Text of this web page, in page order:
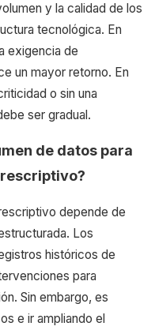
y la calidad de los
tecnológica. En
exigencia de
un mayor retorno. En
o sin una
ser gradual.
de datos para
depende de
Los
históricos de
para
Sin embargo, es
e ir ampliando el